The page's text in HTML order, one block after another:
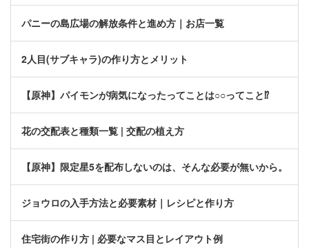
パニーの島広場の解放条件と進め方｜お店一覧
2人目(サブキャラ)の作り方とメリット
【原神】パイモンが病気になったってことは○○ってこと⁉
花の交配表と種類一覧 | 交配の植え方
【原神】限定星5を配布しないのは、そんな必要が無いから。
ジョウロの入手方法と必要素材｜レシピと作り方
住宅街の作り方 | 必要なマス目とレイアウト例